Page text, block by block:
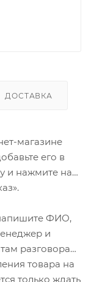
ДОСТАВКА
магазине
его в
и нажмите на
ФИО,
и
разговора
товара на
только ждать